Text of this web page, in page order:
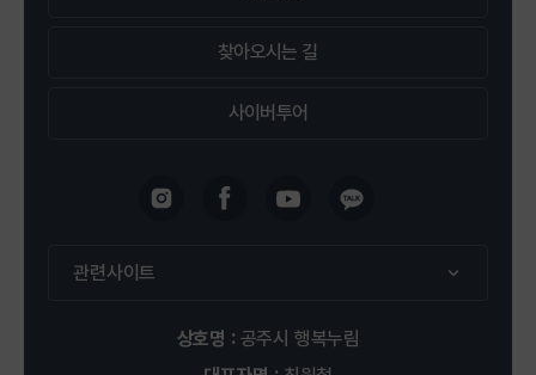
평생학습관
공주시 행복누림 평생학습관 2층 차&제빵실
찾아오시는 길
사이버투어
관련사이트
상호명 : 공주시 행복누림